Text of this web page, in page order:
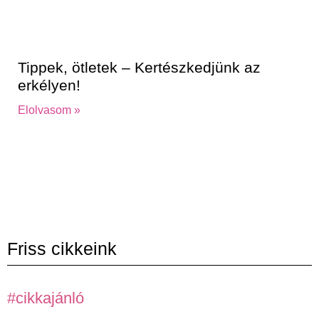
Tippek, ötletek – Kertészkedjünk az
erkélyen!
Elolvasom »
Friss cikkeink
#cikkajánló